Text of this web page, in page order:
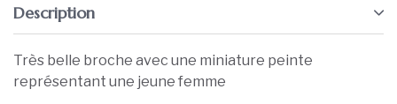
Description
Très belle broche avec une miniature peinte
représentant une jeune femme